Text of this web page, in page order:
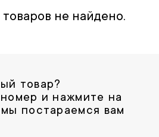
не найдено.
товар?
и нажмите на
постараемся вам